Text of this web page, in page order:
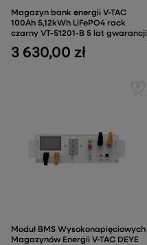
Magazyn bank energii V-TAC
100Ah 5,12kWh LiFePO4 rack
czarny VT-51201-B 5 lat gwarancji
3 630,00 zł
Moduł BMS Wysokonapięciowych
Magazynów Energii V-TAC DEYE